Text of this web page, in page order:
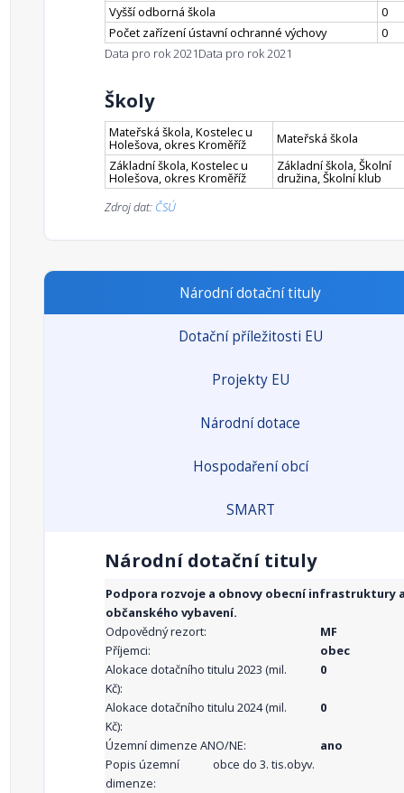
Vyšší odborná škola
0
Počet zařízení ústavní ochranné výchovy
0
Data pro rok 2021Data pro rok 2021
Školy
Mateřská škola, Kostelec u
Holešova, okres Kroměříž
Mateřská škola
Základní škola, Kostelec u
Holešova, okres Kroměříž
Základní škola, Školní
družina, Školní klub
Zdroj dat: ČSÚ
Národní dotační tituly
Dotační příležitosti EU
Projekty EU
Národní dotace
Hospodaření obcí
SMART
Národní dotační tituly
Podpora rozvoje a obnovy obecní infrastruktury
občanského vybavení.
Odpovědný rezort:
MF
Příjemci:
obec
Alokace dotačního titulu 2023 (mil.
Kč):
0
Alokace dotačního titulu 2024 (mil.
Kč):
0
Územní dimenze ANO/NE:
ano
Popis územní
dimenze:
obce do 3. tis.obyv.